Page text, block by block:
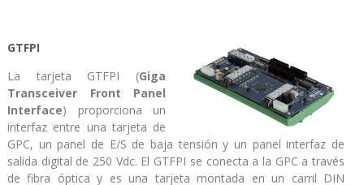
GTFPI
La tarjeta GTFPI (Giga
Transceiver Front Panel
Interface) proporciona un
interfaz entre una tarjeta de
GPC, un panel de E/S de baja tensión y un panel interfaz de
salida digital de 250 Vdc. El GTFPI se conecta a la GPC a través
de fibra óptica y es una tarjeta montada en un carril DIN